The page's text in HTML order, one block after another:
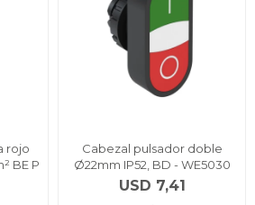
rojo
BE P
Cabezal pulsador doble
Ø22mm IP52, BD - WE5030
USD 7,41